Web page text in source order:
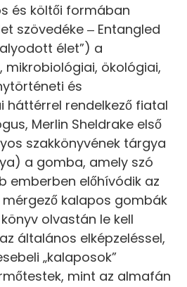
és költői formában
szövedéke ‒ Entangled
élet”) a
mikrobiológiai, ökológiai,
és
háttérrel rendelkező fiatal
Merlin Sheldrake első
szakkönyvének tárgya
a gomba, amely szó
emberben előhívódik az
kalapos gombák
olvastán le kell
általános elképzeléssel,
„kalaposok”
mint az almafán